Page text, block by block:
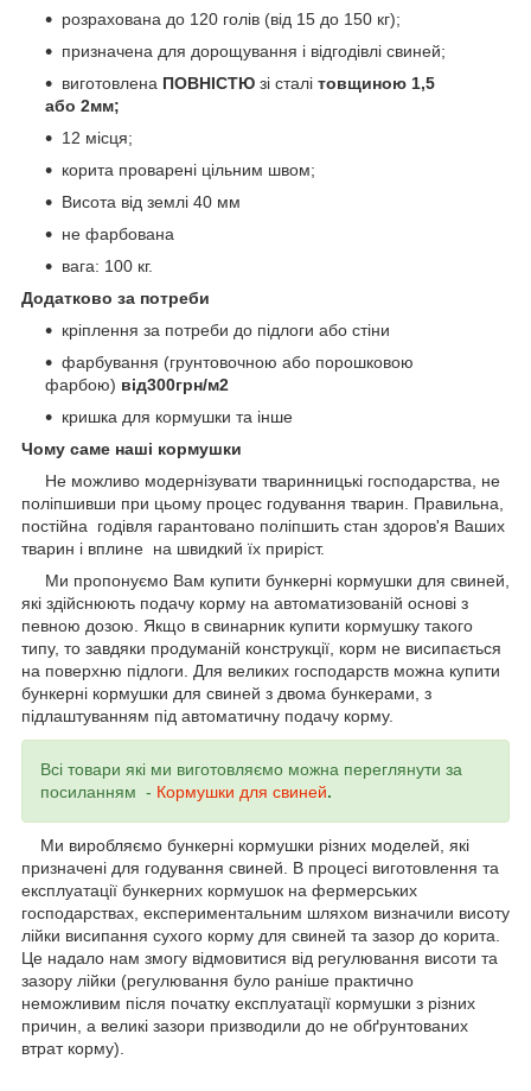
розрахована до 120 голів (від 15 до 150 кг);
призначена для дорощування і відгодівлі свиней;
виготовлена ПОВНІСТЮ зі сталі товщиною 1,5
або 2мм;
12 місця;
корита проварені цільним швом;
Висота від землі 40 мм
не фарбована
вага: 100 кг.
Додатково за потреби
кріплення за потреби до підлоги або стіни
фарбування (грунтовочною або порошковою
фарбою) від300грн/м2
кришка для кормушки та інше
Чому саме наші кормушки
Не можливо модернізувати тваринницькі господарства, не
поліпшивши при цьому процес годування тварин. Правильна,
постійна годівля гарантовано поліпшить стан здоров'я Ваших
тварин і вплине на швидкий їх приріст.
Ми пропонуємо Вам купити бункерні кормушки для свиней,
які здійснюють подачу корму на автоматизованій основі з
певною дозою. Якщо в свинарник купити кормушку такого
типу, то завдяки продуманій конструкції, корм не висипається
на поверхню підлоги. Для великих господарств можна купити
бункерні кормушки для свиней з двома бункерами, з
підлаштуванням під автоматичну подачу корму.
Всі товари які ми виготовляємо можна переглянути за
посиланням - Кормушки для свиней.
Ми виробляємо бункерні кормушки різних моделей, які
призначені для годування свиней. В процесі виготовлення та
експлуатації бункерних кормушок на фермерських
господарствах, експериментальним шляхом визначили висоту
лійки висипання сухого корму для свиней та зазор до корита.
Це надало нам змогу відмовитися від регулювання висоти та
зазору лійки (регулювання було раніше практично
неможливим після початку експлуатації кормушки з різних
причин, а великі зазори призводили до не обґрунтованих
втрат корму).